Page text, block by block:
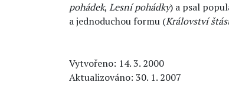
pohádek, Lesní pohádky) a psal
a jednoduchou formu (Království
Vytvořeno: 14. 3. 2000
Aktualizováno: 30. 1. 2007